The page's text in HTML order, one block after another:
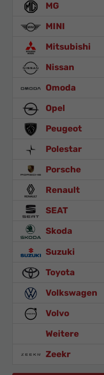
MG
MINI
Mitsubishi
Nissan
Omoda
Opel
Peugeot
Polestar
Porsche
Renault
SEAT
Skoda
Suzuki
Toyota
Volkswagen
Volvo
Weitere
Zeekr